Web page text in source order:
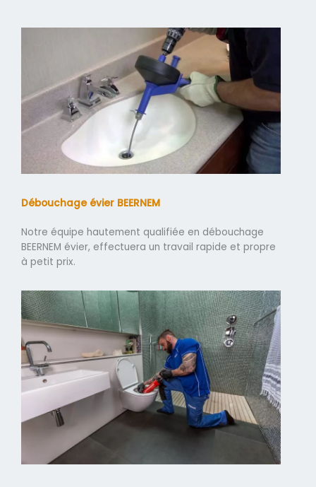
Débouchage évier BEERNEM
Notre équipe hautement qualifiée en débouchage
BEERNEM évier, effectuera un travail rapide et propre
à petit prix.